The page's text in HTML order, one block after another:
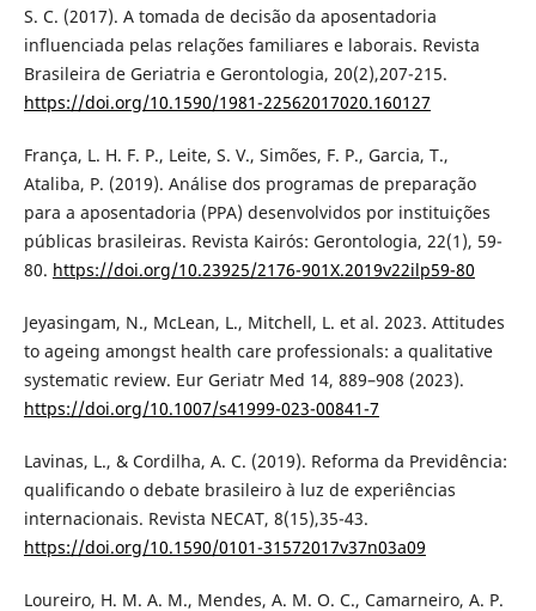
S. C. (2017). A tomada de decisão da aposentadoria
influenciada pelas relações familiares e laborais. Revista
Brasileira de Geriatria e Gerontologia, 20(2),207-215.
https://doi.org/10.1590/1981-22562017020.160127
França, L. H. F. P., Leite, S. V., Simões, F. P., Garcia, T.,
Ataliba, P. (2019). Análise dos programas de preparação
para a aposentadoria (PPA) desenvolvidos por instituições
públicas brasileiras. Revista Kairós: Gerontologia, 22(1), 59-
80. https://doi.org/10.23925/2176-901X.2019v22ilp59-80
Jeyasingam, N., McLean, L., Mitchell, L. et al. 2023. Attitudes
to ageing amongst health care professionals: a qualitative
systematic review. Eur Geriatr Med 14, 889–908 (2023).
https://doi.org/10.1007/s41999-023-00841-7
Lavinas, L., & Cordilha, A. C. (2019). Reforma da Previdência:
qualificando o debate brasileiro à luz de experiências
internacionais. Revista NECAT, 8(15),35-43.
https://doi.org/10.1590/0101-31572017v37n03a09
Loureiro, H. M. A. M., Mendes, A. M. O. C., Camarneiro, A. P.